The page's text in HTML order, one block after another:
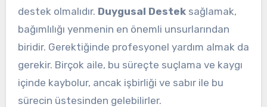
destek olmalıdır. Duygusal Desteksağlamak,
bağımlılığı yenmenin en önemli unsurlarından
biridir. Gerektiğinde profesyonel yardım almak da
gerekir. Birçok aile, bu süreçte suçlama ve kaygı
içinde kaybolur, ancak işbirliği ve sabır ile bu
sürecin üstesinden gelebilirler.